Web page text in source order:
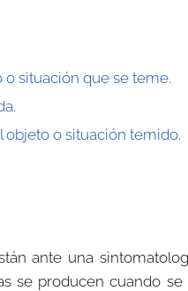
situación que se teme.
objeto o situación temido.
ante una
se producen cuando